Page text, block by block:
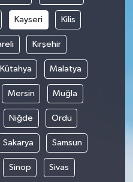
Kayseri Kilis
Kırşehir
Kütahya Malatya
Mersin Muğla
Niğde Ordu
Sakarya Samsun
Sinop Sivas